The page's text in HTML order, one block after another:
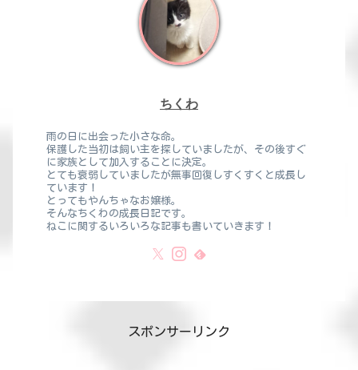
ちくわ
雨の日に出会った小さな命。
保護した当初は飼い主を探していましたが、その後すぐ
に家族として加入することに決定。
とても衰弱していましたが無事回復しすくすくと成長し
ています！
とってもやんちゃなお嬢様。
そんなちくわの成長日記です。
ねこに関するいろいろな記事も書いていきます！
スポンサーリンク